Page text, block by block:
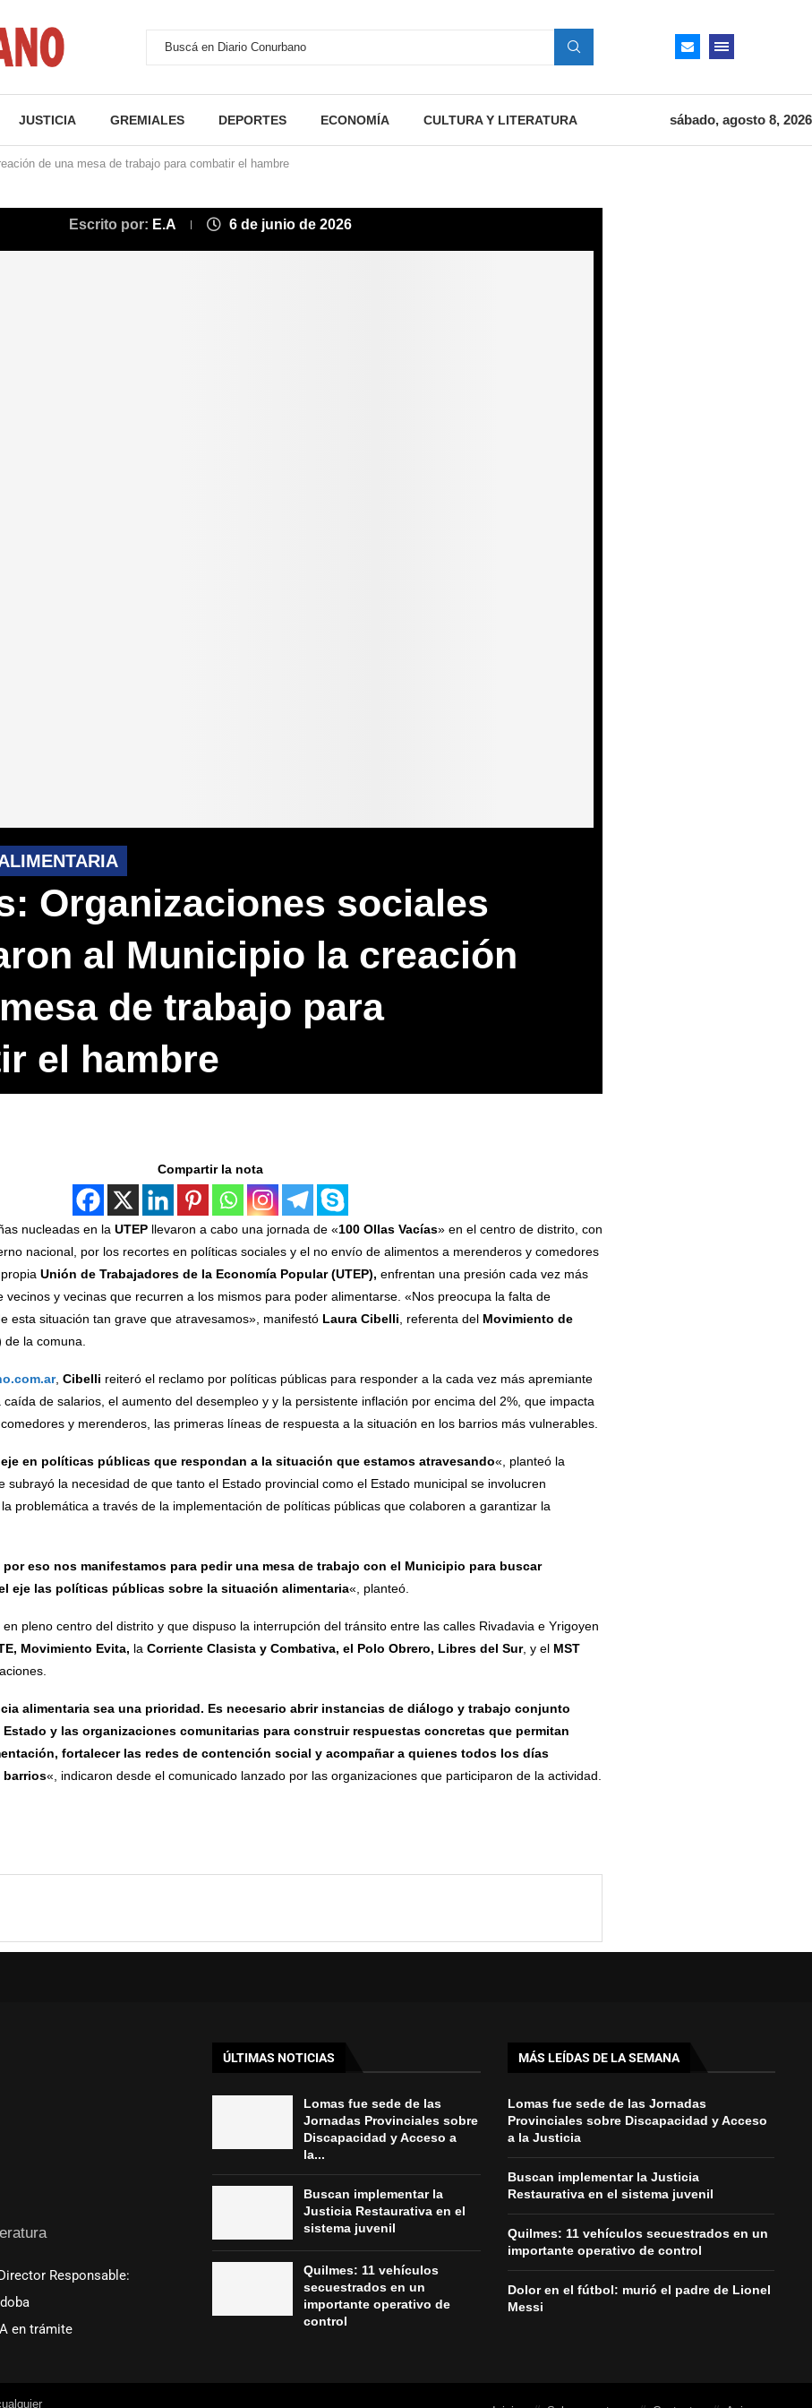
JUSTICIA GREMIALES DEPORTES ECONOMÍA CULTURA Y LITERATURA sábado, agosto 8, 2026
de una mesa de trabajo para combatir el hambre
Escrito por: E.A 6 de junio de 2026
Organizaciones sociales
al Municipio la creación
de trabajo para
el hambre
Compartir la nota
nucleadas en la UTEPllevaron a cabo una jornada de «100 Ollas Vacías» en el centro de distrito, con
nacional, por los recortes en políticas sociales y el no envío de alimentos a merenderos y comedores
Unión de Trabajadores de la Economía Popular (UTEP), enfrentan una presión cada vez más
vecinos y vecinas que recurren a los mismos para poder alimentarse. «Nos preocupa la falta de
esta situación tan grave que atravesamos», manifestó Laura Cibelli , referenta del Movimiento de
de la comuna.
, Cibelli reiteró el reclamo por políticas públicas para responder a la cada vez más apremiante
de salarios, el aumento del desempleo y y la persistente inflación por encima del 2%, que impacta
y merenderos, las primeras líneas de respuesta a la situación en los barrios más vulnerables.
en políticas públicas que respondan a la situación que estamos atravesando«, planteó la
subrayó la necesidad de que tanto el Estado provincial como el Estado municipal se involucren
problemática a través de la implementación de políticas públicas que colaboren a garantizar la
por eso nos manifestamos para pedir una mesa de trabajo con el Municipio para buscar
eje las políticas públicas sobre la situación alimentaria«, planteó.
pleno centro del distrito y que dispuso la interrupción del tránsito entre las calles Rivadavia e Yrigoyen
Movimiento Evita, la Corriente Clasista y Combativa, el Polo Obrero, Libres del Sur, y el MST
alimentaria sea una prioridad. Es necesario abrir instancias de diálogo y trabajo conjunto
y las organizaciones comunitarias para construir respuestas concretas que permitan
fortalecer las redes de contención social y acompañar a quienes todos los días
barrios«, indicaron desde el comunicado lanzado por las organizaciones que participaron de la actividad.
Responsable:
en trámite
ÚLTIMAS NOTICIAS
Lomas fue sede de las
Jornadas Provinciales sobre
Discapacidad y Acceso a
la...
Buscan implementar la
Justicia Restaurativa en el
sistema juvenil
Quilmes: 11 vehículos
secuestrados en un
importante operativo de
control
MÁS LEÍDAS DE LA SEMANA
Lomas fue sede de las Jornadas
Provinciales sobre Discapacidad y Acceso
a la Justicia
Buscan implementar la Justicia
Restaurativa en el sistema juvenil
Quilmes: 11 vehículos secuestrados en un
importante operativo de control
Dolor en el fútbol: murió el padre de Lionel
Messi